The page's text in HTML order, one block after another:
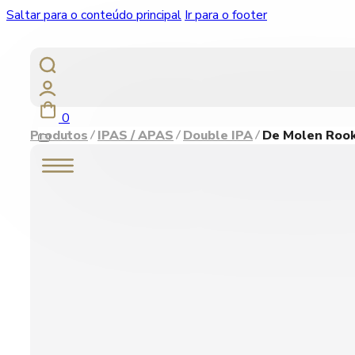
Saltar para o conteúdo principal Ir para o footer
0
Produtos
IPAS / APAS Double IPA De Molen